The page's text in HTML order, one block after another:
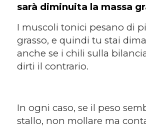
sarà diminuita la massa
I muscoli tonici pesano di
grasso, e quindi tu stai
anche se i chili sulla
dirti il contrario.
In ogni caso, se il peso
stallo, non mollare ma